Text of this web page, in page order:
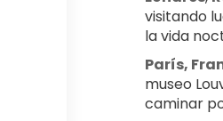
visitando
la vida
París,
museo
caminar